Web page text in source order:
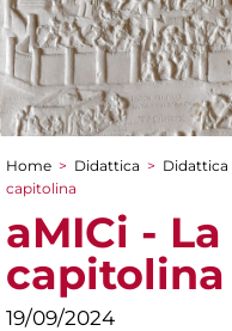
Tu sei qui
Home > Didattica >
capitolina
aMICi -
capitolina
19/09/2024